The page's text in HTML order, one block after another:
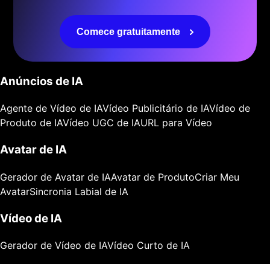
Comece gratuitamente
Anúncios de IA
Agente de Vídeo de IAVídeo Publicitário de IAVídeo de
Produto de IAVídeo UGC de IAURL para Vídeo
Avatar de IA
Gerador de Avatar de IAAvatar de ProdutoCriar Meu
AvatarSincronia Labial de IA
Vídeo de IA
Gerador de Vídeo de IAVídeo Curto de IA